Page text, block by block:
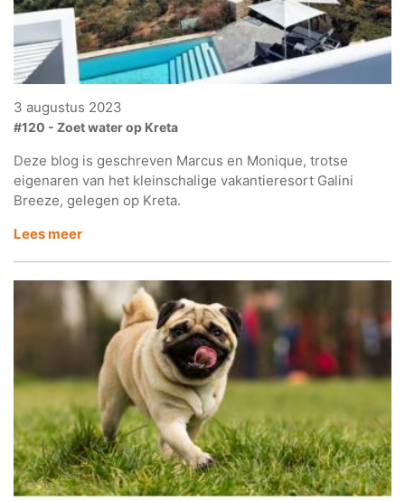
3 augustus 2023
#120 - Zoet water op Kreta
Deze blog is geschreven Marcus en Monique, trotse
eigenaren van het kleinschalige vakantieresort Galini
Breeze, gelegen op Kreta.
Lees meer